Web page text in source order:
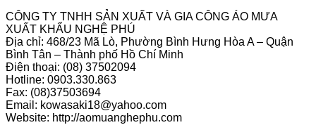
CÔNG TY TNHH SẢN XUẤT VÀ GIA CÔNG ÁO MƯA
XUẤT KHẨU NGHỆ PHÚ
Địa chỉ: 468/23 Mã Lò, Phường Bình Hưng Hòa A – Quận
Bình Tân – Thành phố Hồ Chí Minh
Điện thoại: (08) 37502094
Hotline: 0903.330.863
Fax: (08)37503694
Email: kowasaki18@yahoo.com
Website: http://aomuanghephu.com